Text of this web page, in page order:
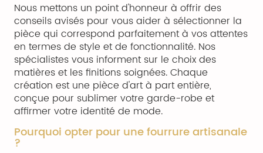
Nous mettons un point d'honneur à offrir des
conseils avisés pour vous aider à sélectionner la
pièce qui correspond parfaitement à vos attentes
en termes de style et de fonctionnalité. Nos
spécialistes vous informent sur le choix des
matières et les finitions soignées. Chaque
création est une pièce d'art à part entière,
conçue pour sublimer votre garde-robe et
affirmer votre identité de mode.
Pourquoi opter pour une fourrure artisanale
?